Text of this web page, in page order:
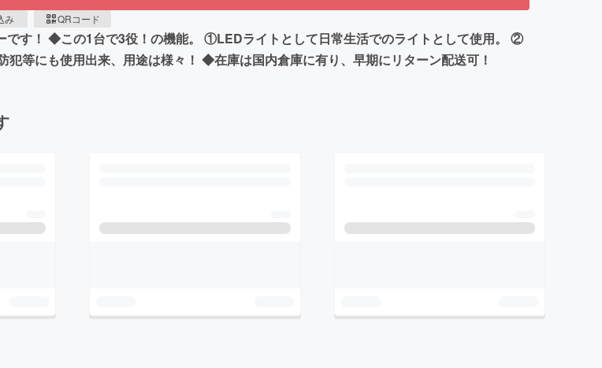
み QRコード
す！ ◆この1台で3役！の機能。 ①LEDライトとして日常生活でのライトとして使用。 ②
等にも使用出来、用途は様々！ ◆在庫は国内倉庫に有り、早期にリターン配送可！